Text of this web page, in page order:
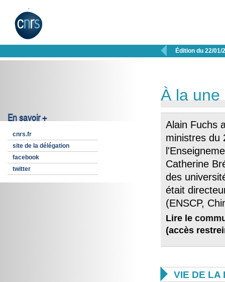
 Édition du 22/01/
En savoir +
cnrs.fr
site de la délégation
facebook
twitter
À la une
Alain Fuchs
ministres du
Catherine
des
était
(ENSCP,
Lire le
(accès
 VIE DE LA